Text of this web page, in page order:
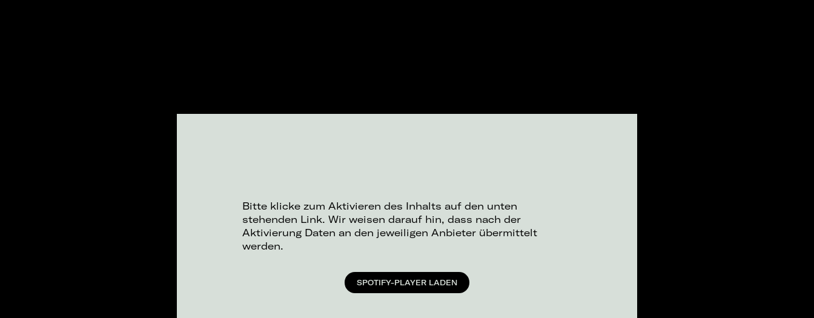
Bitte klicke zum Aktivieren des Inhalts auf den unten
stehenden Link. Wir weisen darauf hin, dass nach der
Aktivierung Daten an den jeweiligen Anbieter übermittelt
werden.
SPOTIFY-PLAYER LADEN